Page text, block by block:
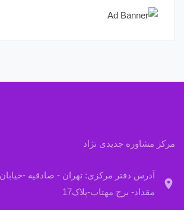
مرکز مشاوره جدیدی نژاد
location_on
آدرس دفتر مرکزی: تهران - صادقیه -خیابان
مقداد- برج مهتاب-پلاک17